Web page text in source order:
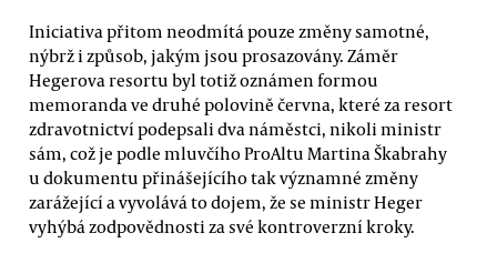
Iniciativa přitom neodmítá pouze změny samotné,
nýbrž i způsob, jakým jsou prosazovány. Záměr
Hegerova resortu byl totiž oznámen formou
memoranda ve druhé polovině června, které za resort
zdravotnictví podepsali dva náměstci, nikoli ministr
sám, což je podle mluvčího ProAltu Martina Škabrahy
u dokumentu přinášejícího tak významné změny
zarážející a vyvolává to dojem, že se ministr Heger
vyhýbá zodpovědnosti za své kontroverzní kroky.